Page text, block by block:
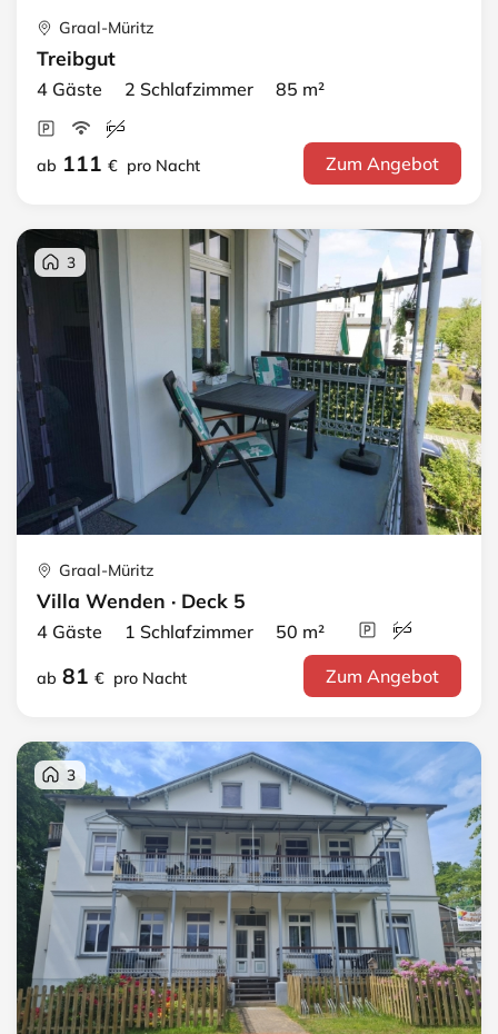
Graal-Müritz
Treibgut
4 Gäste 2 Schlafzimmer 85 m²
ab 111 € pro Nacht Zum Angebot
3
Graal-Müritz
Villa Wenden · Deck 5
4 Gäste 1 Schlafzimmer 50 m²
ab 81 € pro Nacht Zum Angebot
3